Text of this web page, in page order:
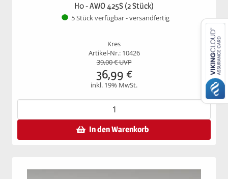
H0 - AWO 425S (2 Stück)
5 Stück verfügbar - versandfertig
Kres
Artikel-Nr.: 10426
39,00€ UVP
36,99 €
inkl. 19% MwSt.
In den Warenkorb